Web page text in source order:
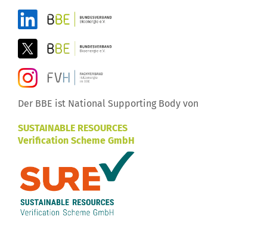
Der BBE ist National Supporting Body von
SUSTAINABLE RESOURCES
Verification Scheme GmbH